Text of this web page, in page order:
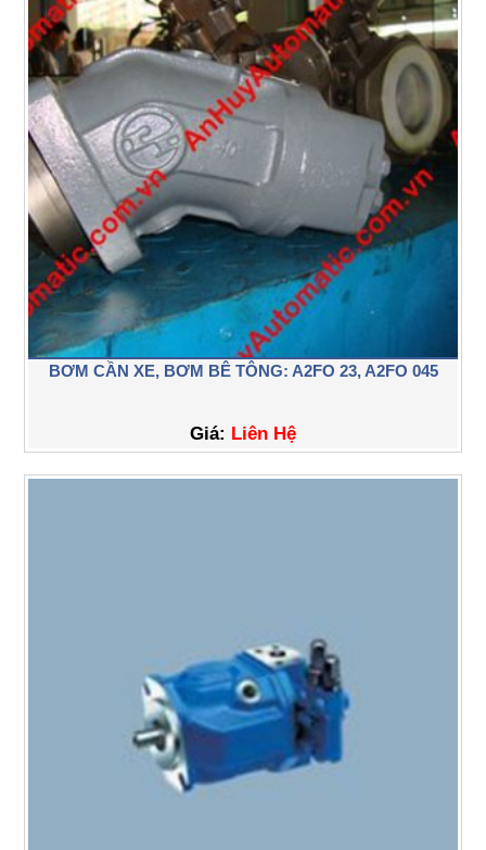
BƠM CẦN XE, BƠM BÊ TÔNG: A2FO 23, A2FO 045
Giá: Liên Hệ